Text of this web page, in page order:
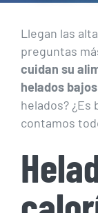
Llegan las
preguntas
cuidan su
helados
helados? ¿Es
contamos